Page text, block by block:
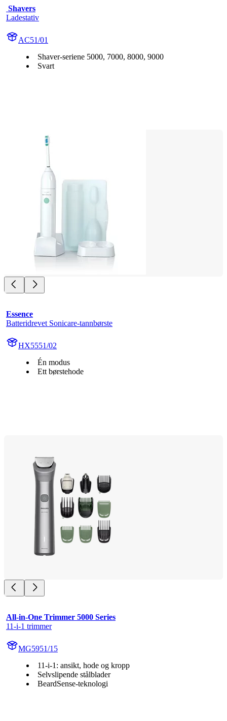
Shavers
Ladestativ
AC51/01
Shaver-seriene 5000, 7000, 8000, 9000
Svart
Essence
Batteridrevet Sonicare-tannbørste
HX5551/02
Én modus
Ett børstehode
All-in-One Trimmer 5000 Series
11-i-1 trimmer
MG5951/15
11-i-1: ansikt, hode og kropp
Selvslipende stålblader
BeardSense-teknologi